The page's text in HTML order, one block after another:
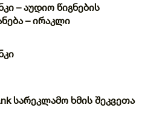
– აუდიო წიგნების
– ირაკლი
სარეკლამო ხმის შეკვეთა